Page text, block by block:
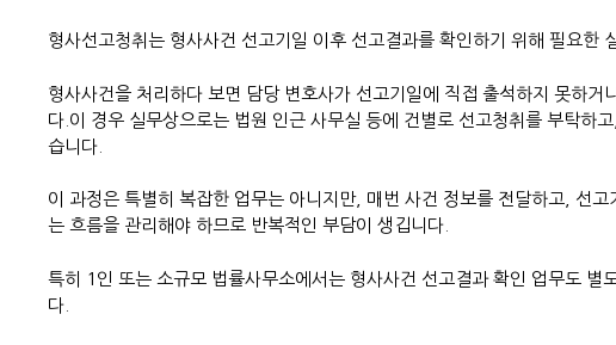
형사선고청취는 형사사건 선고기일 이후 선고결과를 확인하기 위해 필요한
형사사건을 처리하다 보면 담당 변호사가 선고기일에 직접 출석하지 못하
다.이 경우 실무상으로는 법원 인근 사무실 등에 건별로 선고청취를 부탁하
습니다.
이 과정은 특별히 복잡한 업무는 아니지만, 매번 사건 정보를 전달하고, 선
는 흐름을 관리해야 하므로 반복적인 부담이 생깁니다.
특히 1인 또는 소규모 법률사무소에서는 형사사건 선고결과 확인 업무도 별
다.